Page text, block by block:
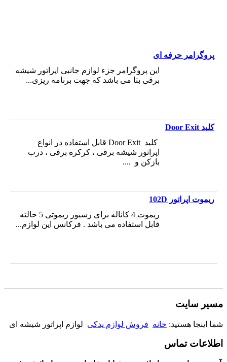
پروگرامر حرفه ای
این پروگرامر جزء لوازم جانبی اپراتور شیشه
برقی بتا می باشد که جهت برنامه ریزی...
کلید Door Exit
کلید Door Exit قابل استفاده در انواع
اپراتور شیشه برقی ، کرکره برقی ، درب
بازکن و ....
ریموت اپراتور 102D
ریموت 4 کاناله برای رسیور ریموتی 5 حالته
قابل استفاده می باشد . فرکانس این لوازم...
مسیر سایت
شما اینجا هستید: خانه فروش لوازم یدکی لوازم اپراتور شیشه ای
اطلاعات تماس